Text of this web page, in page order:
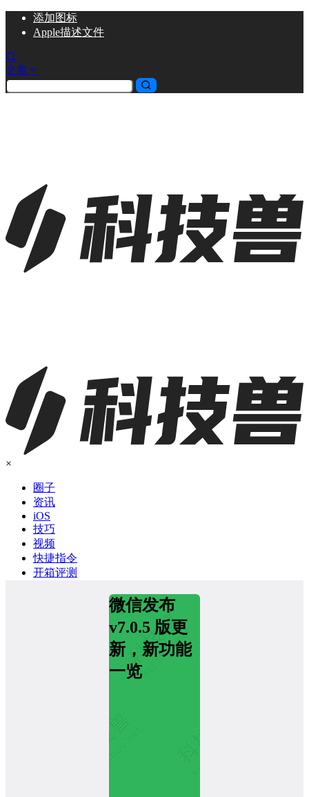
添加图标
Apple描述文件
文章
×
圈子
资讯
iOS
技巧
视频
快捷指令
开箱评测
微信发布
v7.0.5 版更
新，新功能
一览